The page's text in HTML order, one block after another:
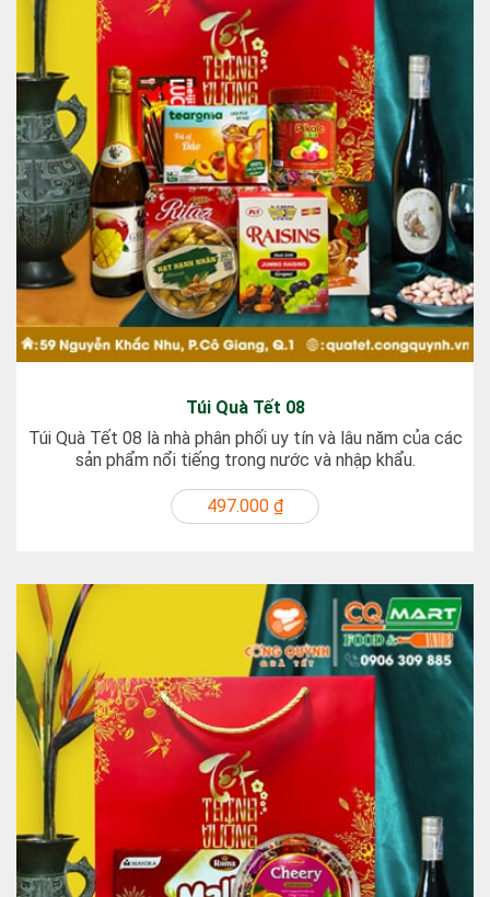
Túi Quà Tết 08
Túi Quà Tết 08 là nhà phân phối uy tín và lâu năm của các
sản phẩm nổi tiếng trong nước và nhập khẩu.
497.000 ₫